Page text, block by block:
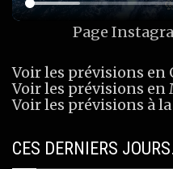
Page
Voir les prévisions en
Voir les prévisions
Voir les prévisions à
CES DERNIERS